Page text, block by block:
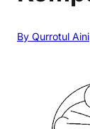
By Qurrotul Aini